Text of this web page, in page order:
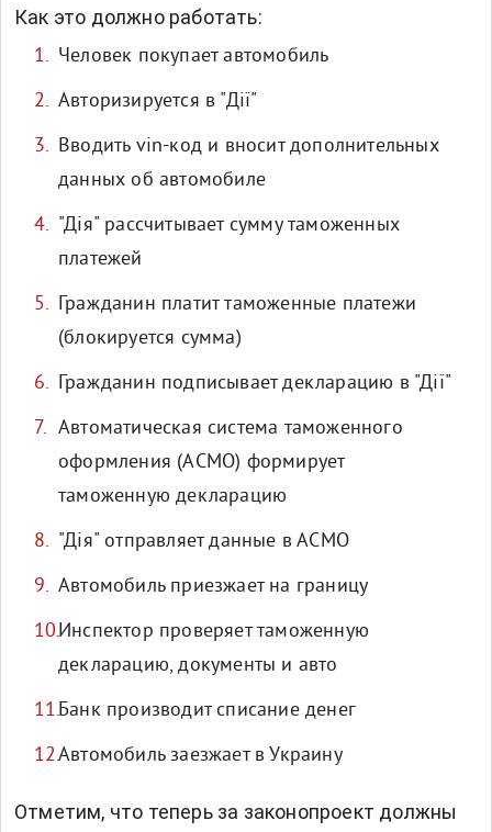
Как это должно работать:
Человек покупает автомобиль
Авторизируется в "Дії"
Вводить vin-код и вносит дополнительных
данных об автомобиле
"Дія" рассчитывает сумму таможенных
платежей
Гражданин платит таможенные платежи
(блокируется сумма)
Гражданин подписывает декларацию в "Дії"
Автоматическая система таможенного
оформления (АСМО) формирует
таможенную декларацию
"Дія" отправляет данные в АСМО
Автомобиль приезжает на границу
Инспектор проверяет таможенную
декларацию, документы и авто
Банк производит списание денег
Автомобиль заезжает в Украину
Отметим, что теперь за законопроект должны